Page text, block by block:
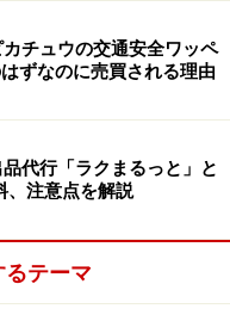
ボールなどで送ると
す。これは犯罪防止の
免許証やパスポート、
意しておくといいでし
身分証明書の登録がで
チュウの交通安全ワッペ
ずなのに売買される理由
代行「ラクまるっと」と
、注意点を解説
るテーマ